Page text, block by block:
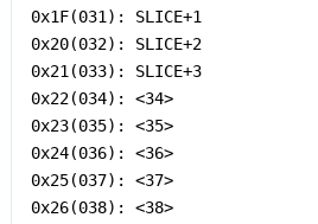
0x1F(031): SLICE+1
0x20(032): SLICE+2
0x21(033): SLICE+3
0x22(034): <34>
0x23(035): <35>
0x24(036): <36>
0x25(037): <37>
0x26(038): <38>